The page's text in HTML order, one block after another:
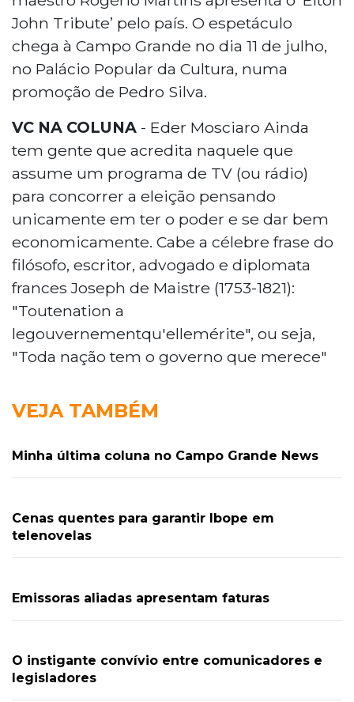
John Tribute’ pelo país. O espetáculo
chega à Campo Grande no dia 11 de julho,
no Palácio Popular da Cultura, numa
promoção de Pedro Silva.
VC NA COLUNA - Eder Mosciaro Ainda
tem gente que acredita naquele que
assume um programa de TV (ou rádio)
para concorrer a eleição pensando
unicamente em ter o poder e se dar bem
economicamente. Cabe a célebre frase do
filósofo, escritor, advogado e diplomata
frances Joseph de Maistre (1753-1821):
"Toutenation a
legouvernementqu'ellemérite", ou seja,
"Toda nação tem o governo que merece"
VEJA TAMBÉM
Minha última coluna no Campo Grande News
Cenas quentes para garantir Ibope em
telenovelas
Emissoras aliadas apresentam faturas
O instigante convívio entre comunicadores e
legisladores